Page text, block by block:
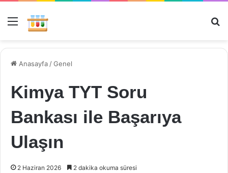
Menü
Anasayfa /Genel
Kimya TYT Soru
Bankası ile Başarıya
Ulaşın
2 Haziran 2026 2 dakika okuma süresi